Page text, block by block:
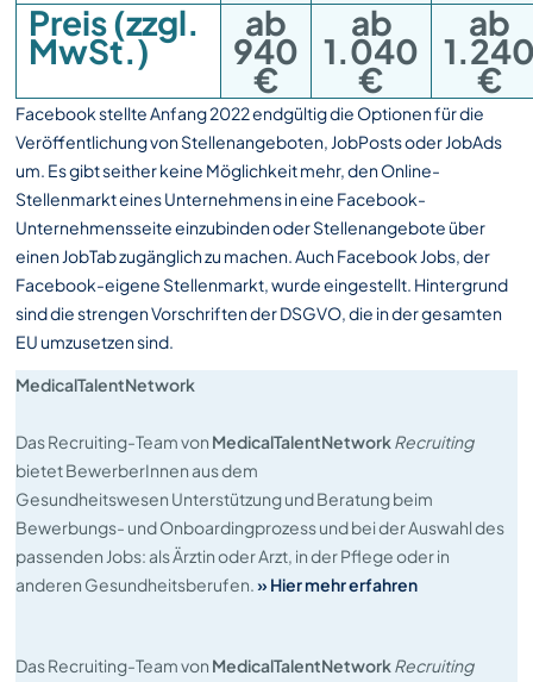
Preis (zzgl.
MwSt.)
ab
940
€
ab
1.040
€
ab
€
Facebook stellte Anfang 2022 endgültig die Optionen für die
Veröffentlichung von Stellenangeboten, JobPosts oder JobAds
um. Es gibt seither keine Möglichkeit mehr, den Online-
Stellenmarkt eines Unternehmens in eine Facebook-
Unternehmensseite einzubinden oder Stellenangebote über
einen JobTab zugänglich zu machen. Auch Facebook Jobs, der
Facebook-eigene Stellenmarkt, wurde eingestellt. Hintergrund
sind die strengen Vorschriften der DSGVO, die in der gesamten
EU umzusetzen sind.
MedicalTalentNetwork
Das Recruiting-Team von MedicalTalentNetworkRecruiting
bietet BewerberInnen aus dem
Gesundheitswesen Unterstützung und Beratung beim
Bewerbungs- und Onboardingprozess und bei der Auswahl des
passenden Jobs: als Ärztin oder Arzt, in der Pflege oder in
anderen Gesundheitsberufen.» Hier mehr erfahren
Das Recruiting-Team von MedicalTalentNetworkRecruiting